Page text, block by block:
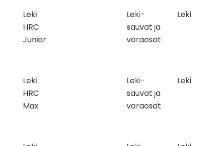
Leki
HRC
Junior
Leki-
sauvat ja
varaosat
Leki
Leki
HRC
Max
Leki-
sauvat ja
varaosat
Leki